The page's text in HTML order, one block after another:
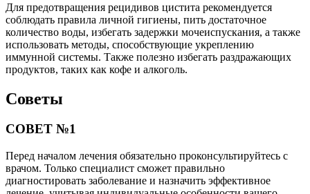
Для предотвращения рецидивов цистита рекомендуется
соблюдать правила личной гигиены, пить достаточное
количество воды, избегать задержки мочеиспускания, а также
использовать методы, способствующие укреплению
иммунной системы. Также полезно избегать раздражающих
продуктов, таких как кофе и алкоголь.
Советы
СОВЕТ №1
Перед началом лечения обязательно проконсультируйтесь с
врачом. Только специалист сможет правильно
диагностировать заболевание и назначить эффективное